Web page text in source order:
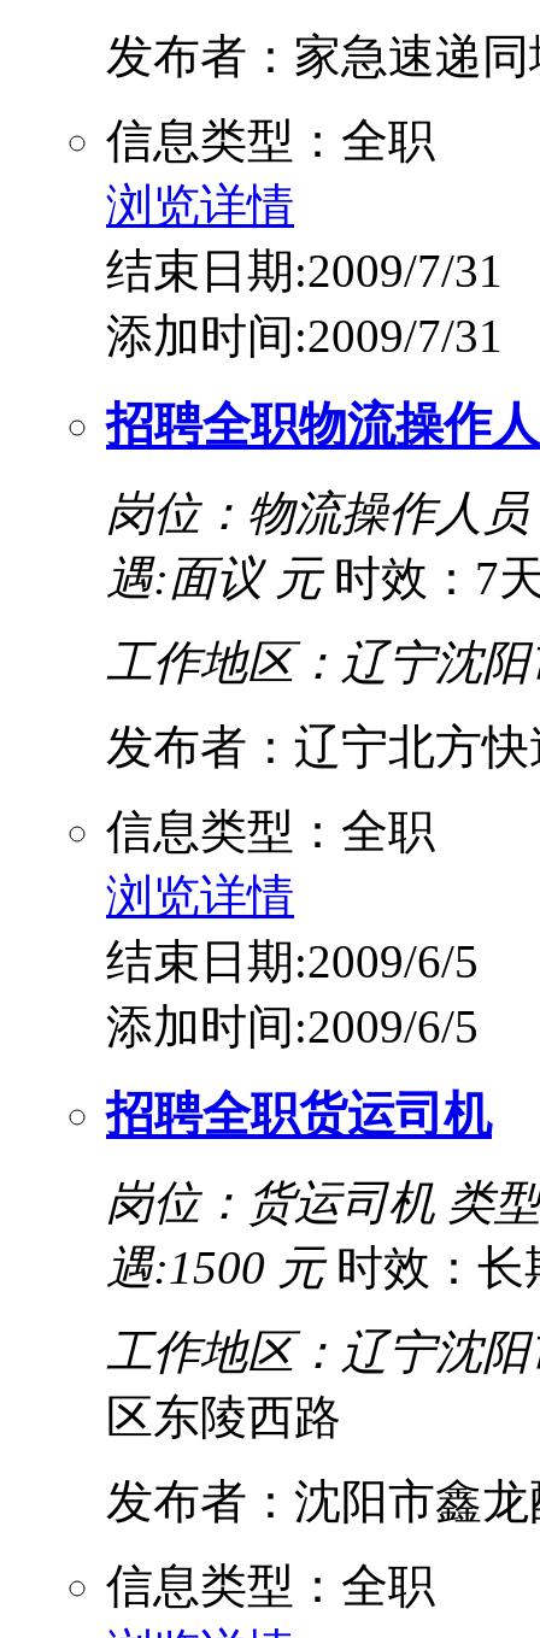
发布者：家急速递
信息类型：全职
浏览详情
结束日期:2009/7/31
添加时间:2009/7/31
招聘全职物流操作
岗位：物流操作人员
遇:面议 元时效：7
工作地区：辽宁沈
发布者：辽宁北方
信息类型：全职
浏览详情
结束日期:2009/6/5
添加时间:2009/6/5
招聘全职货运司机
岗位：货运司机 类
遇:1500 元时效：长
工作地区：辽宁沈
区东陵西路
发布者：沈阳市鑫
信息类型：全职